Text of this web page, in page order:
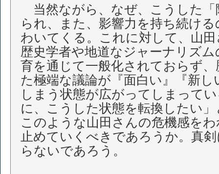
当然ながら、なぜ、こうした「
られ、また、影響力を持ち続け
わいてくる。これに対して、山
歴史学者や地道なジャーナリズ
育を通じて一般化されておらず
た極端な議論が『面白い』『新
しまう状態が広がってしまって
に、こうした状態を転換したい
このような山田さんの危機感を
止めていくべきであろうか。真
らないであろう。